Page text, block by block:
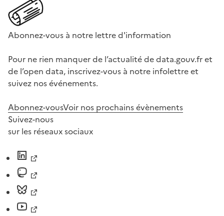
Abonnez-vous à notre lettre d'information
Pour ne rien manquer de l’actualité de data.gouv.fr et
de l’open data, inscrivez-vous à notre infolettre et
suivez nos événements.
Abonnez-vousVoir nos prochains évènements
Suivez-nous
sur les réseaux sociaux